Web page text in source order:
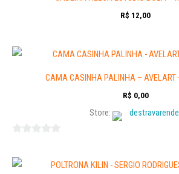
R$ 12,00
CAMA CASINHA PALINHA – AVELART
R$ 0,00
Store:
of